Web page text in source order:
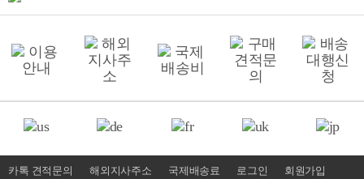
카톡 견적문의 해외지사주소 국제배송료 로그인 회원가입